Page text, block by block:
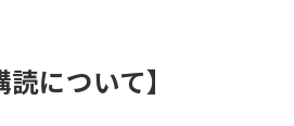
読について】